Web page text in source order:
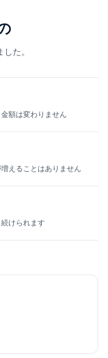
た。
額は変わりません
えることはありません
けられます